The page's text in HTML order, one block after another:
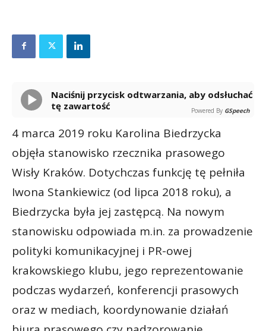
Naciśnij przycisk odtwarzania, aby odsłuchać
tę zawartość
Powered By GSpeech
4 marca 2019 roku Karolina Biedrzycka
objęła stanowisko rzecznika prasowego
Wisły Kraków. Dotychczas funkcję tę pełniła
Iwona Stankiewicz (od lipca 2018 roku), a
Biedrzycka była jej zastępcą. Na nowym
stanowisku odpowiada m.in. za prowadzenie
polityki komunikacyjnej i PR-owej
krakowskiego klubu, jego reprezentowanie
podczas wydarzeń, konferencji prasowych
oraz w mediach, koordynowanie działań